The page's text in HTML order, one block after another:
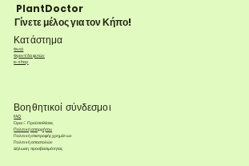
PlantDoctor
Γίνετε μέλος για τον Κήπο!
Κατάστημα
Φυτά
Φροντίδα φυτών
e-shop
Βοηθητικοί σύνδεσμοι
FAQ
Όροι & Προϋποθέσεις
Πολιτική απορρήτου
Πολιτική επιστροφής χρημάτων
Πολιτική αποστολών
Δήλωση προσβασιμότητας